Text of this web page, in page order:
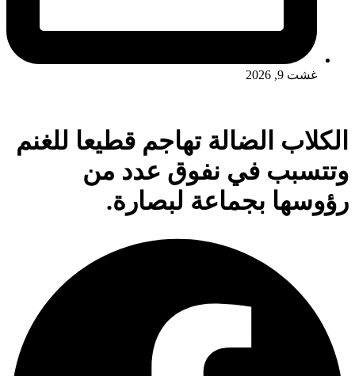
غشت 9, 2026
الكلاب الضالة تهاجم قطيعا للغنم
وتتسبب في نفوق عدد من
رؤوسها بجماعة لبصارة.